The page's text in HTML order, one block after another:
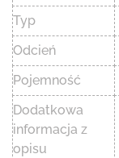
Typ
Odcień
Pojemność
Dodatkowa
informacja z
opisu